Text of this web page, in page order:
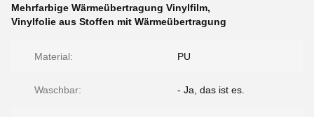
Mehrfarbige Wärmeübertragung Vinylfilm,
Vinylfolie aus Stoffen mit Wärmeübertragung
Material: PU
Waschbar: - Ja, das ist es.